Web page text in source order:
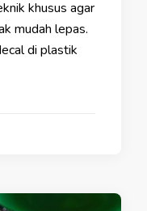
khusus agar
mudah lepas.
di plastik